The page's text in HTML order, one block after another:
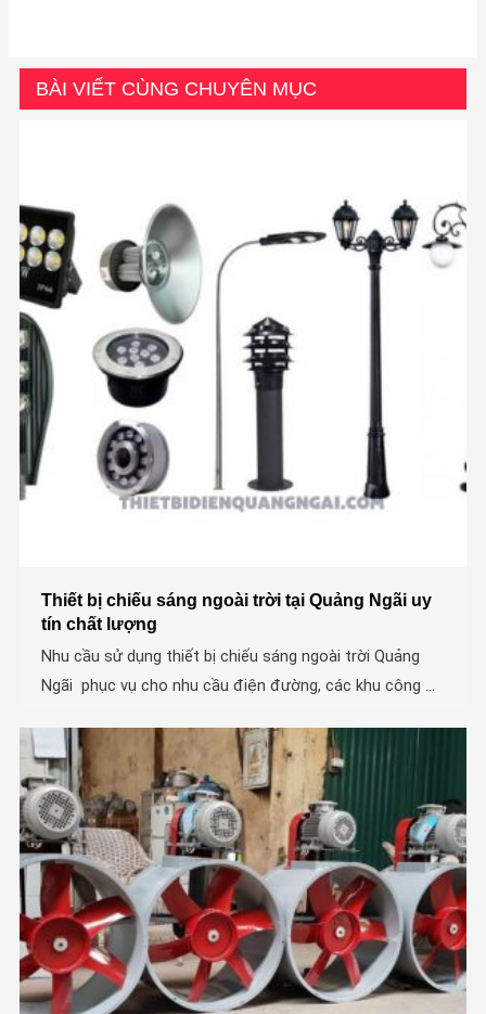
BÀI VIẾT CÙNG CHUYÊN MỤC
Thiết bị chiếu sáng ngoài trời tại Quảng Ngãi uy
tín chất lượng
Nhu cầu sử dụng thiết bị chiếu sáng ngoài trời Quảng
Ngãi phục vụ cho nhu cầu điện đường, các khu công ...